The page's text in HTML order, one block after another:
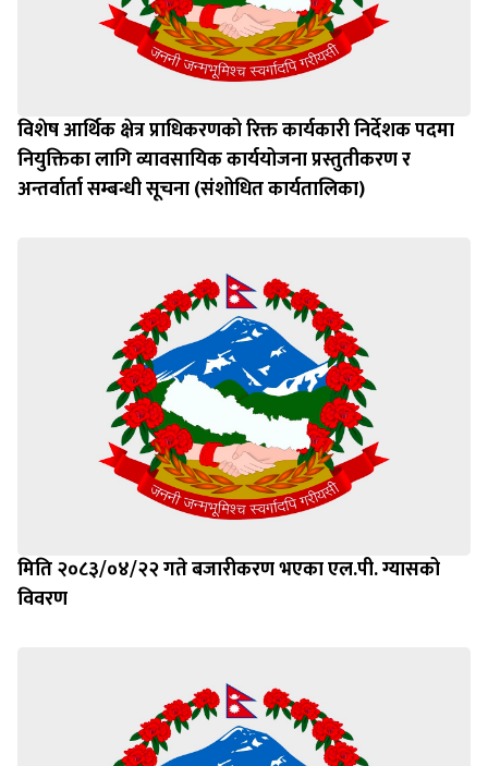
विशेष आर्थिक क्षेत्र प्राधिकरणको रिक्त कार्यकारी निर्देशक पदमा
नियुक्तिका लागि व्यावसायिक कार्ययोजना प्रस्तुतीकरण र
अन्तर्वार्ता सम्बन्धी सूचना (संशोधित कार्यतालिका)
मिति २०८३/०४/२२ गते बजारीकरण भएका एल.पी. ग्यासको
विवरण